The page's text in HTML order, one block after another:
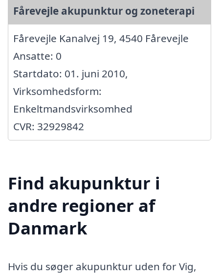
Fårevejle akupunktur og zoneterapi
Fårevejle Kanalvej 19, 4540 Fårevejle
Ansatte: 0
Startdato: 01. juni 2010,
Virksomhedsform:
Enkeltmandsvirksomhed
CVR: 32929842
Find akupunktur i
andre regioner af
Danmark
Hvis du søger akupunktur uden for Vig,